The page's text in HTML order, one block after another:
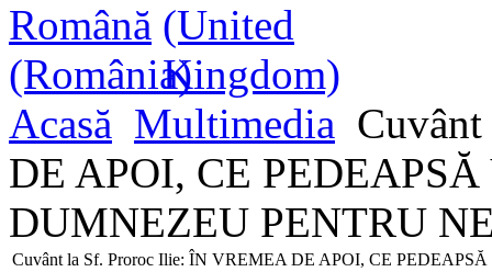
Acasă Multimedia
DE APOI, CE
DUMNEZEU PENTRU
Cuvânt la Sf. Proroc Ilie: ÎN VREMEA DE APOI, CE